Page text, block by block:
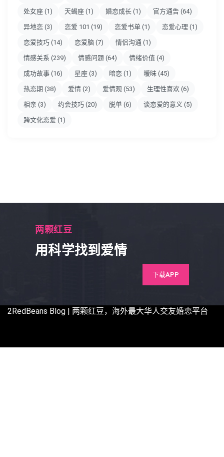
处女座 (1) 天蝎座 (1) 婚恋成长 (1) 官方通告 (64)
异地恋 (3) 恋爱 101 (19) 恋爱书单 (1) 恋爱心理 (1)
恋爱技巧 (14) 恋爱脑 (7) 情侣沟通 (1)
情感关系 (239) 情感问题 (64) 情绪价值 (4)
成功故事 (16) 星座 (3) 暗恋 (1) 暧昧 (45)
热恋期 (38) 爱情 (2) 爱情观 (53) 生理性喜欢 (6)
相亲 (3) 约会技巧 (20) 脱单 (6) 谈恋爱的意义 (5)
跨文化恋爱 (1)
两颗红豆
用科学找到爱情
下载APP
2RedBeans Blog | 两颗红豆，海外最大华人交友婚恋平台